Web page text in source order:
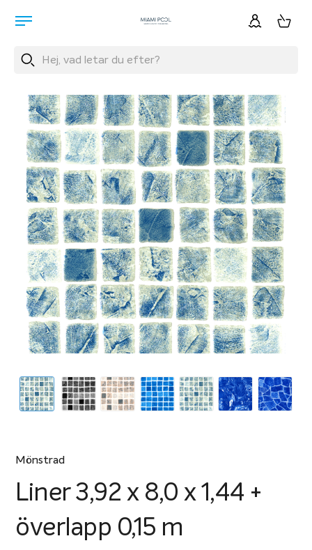
Mönstrad
Liner 3,92 x 8,0 x 1,44 +
överlapp 0,15 m